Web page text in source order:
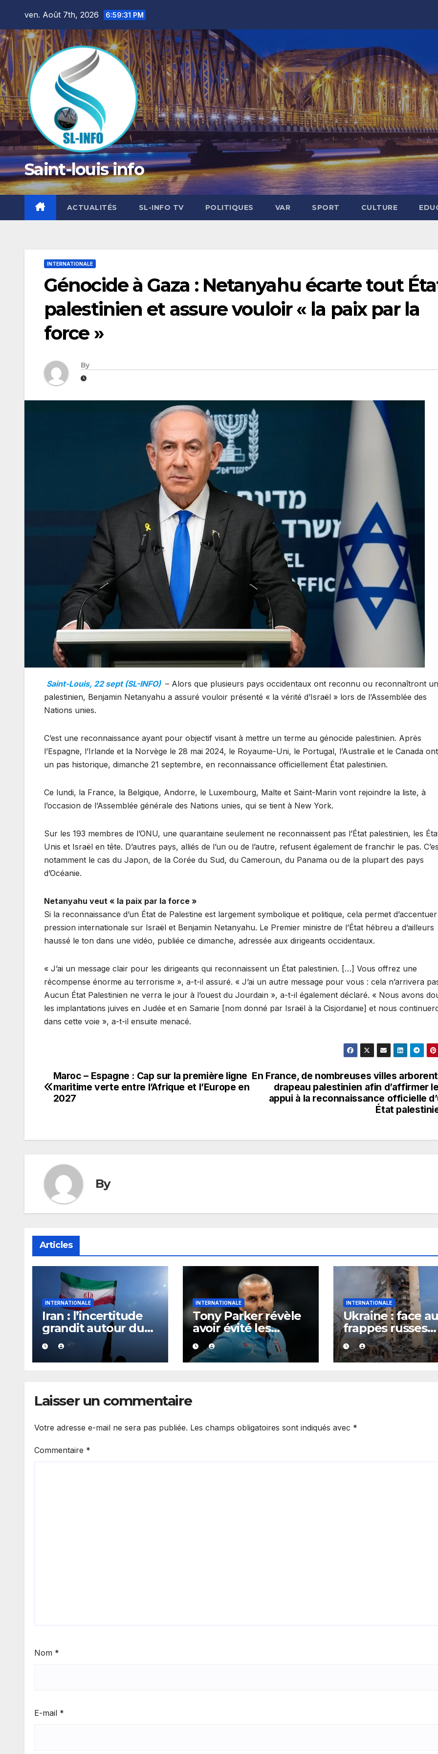
content
ven. Août 7th, 2026 6:59:32 PM
Saint-louis info
ACTUALITÉS SL-INFO TV POLITIQUES VAR SPORT CULTURE
INTERNATIONALE
Génocide à Gaza : Netanyahu écarte tout
palestinien et assure vouloir « la paix par la
force »
By
Saint-Louis, 22 sept (SL-INFO) – Alors que plusieurs pays occidentaux ont reconnu ou reconnaîtront
palestinien, Benjamin Netanyahu a assuré vouloir présenté « la vérité d’Israël » lors de l’Assemblée des
Nations unies.
C’est une reconnaissance ayant pour objectif visant à mettre un terme au génocide palestinien. Après
l’Espagne, l’Irlande et la Norvège le 28 mai 2024, le Royaume-Uni, le Portugal, l’Australie et le Canada
un pas historique, dimanche 21 septembre, en reconnaissance officiellement État palestinien.
Ce lundi, la France, la Belgique, Andorre, le Luxembourg, Malte et Saint-Marin vont rejoindre la liste, à
l’occasion de l’Assemblée générale des Nations unies, qui se tient à New York.
Sur les 193 membres de l’ONU, une quarantaine seulement ne reconnaissent pas l’État palestinien, les
Unis et Israël en tête. D’autres pays, alliés de l’un ou de l’autre, refusent également de franchir le pas.
notamment le cas du Japon, de la Corée du Sud, du Cameroun, du Panama ou de la plupart des pays
d’Océanie.
Netanyahu veut « la paix par la force »
Si la reconnaissance d’un État de Palestine est largement symbolique et politique, cela permet
pression internationale sur Israël et Benjamin Netanyahu. Le Premier ministre de l’État hébreu a d’ailleurs
haussé le ton dans une vidéo, publiée ce dimanche, adressée aux dirigeants occidentaux.
« J’ai un message clair pour les dirigeants qui reconnaissent un État palestinien. […] Vous offrez une
récompense énorme au terrorisme », a-t-il assuré. « J’ai un autre message pour vous : cela n’arrivera
Aucun État Palestinien ne verra le jour à l’ouest du Jourdain », a-t-il également déclaré. « Nous avons
les implantations juives en Judée et en Samarie [nom donné par Israël à la Cisjordanie] et nous
dans cette voie », a-t-il ensuite menacé.
Navigation
de
En France, de nombreuses villes
drapeau palestinien afin d’affirmer
appui à la reconnaissance officielle
État
Maroc – Espagne : Cap sur la première ligne
maritime verte entre l’Afrique et l’Europe en
2027
By
Articles
INTERNATIONALE
Iran : l’incertitude
grandit autour du
pouvoir, « on ne sait
plus vraiment qui
gouverne »
INTERNATIONALE
Tony Parker révèle
avoir évité les
soirées de P. Diddy
pour protéger Eva
Longoria
INTERNATIONALE
Ukraine : face
frappes russes
quotidiennes,
évacuations
ordonnées à
Laisser un commentaire
Votre adresse e-mail ne sera pas publiée. Les champs obligatoires sont indiqués avec *
Commentaire *
Nom *
E-mail *